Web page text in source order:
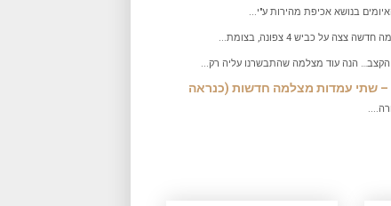
בנושא אכיפת מהירות ע"י...
על כביש 4 צפונה, בצומת...
הנה עוד מצלמה שהתבשרנו עליה רק...
קריות (22) מצטרף לרשימה – שתי עמדות מצלמה חדשות (כנראה